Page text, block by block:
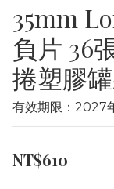
35mm
負片 36
捲塑膠
有效期限：2027
NT$610